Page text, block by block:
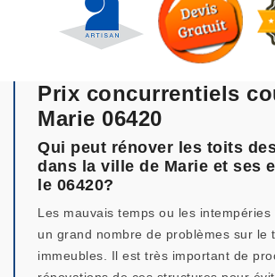
Prix concurrentiels
Marie 06420
Qui peut rénover les toits
dans la ville de Marie et ses
le 06420?
Les mauvais temps ou les
un grand nombre de problèmes sur le
immeubles. Il est très important de